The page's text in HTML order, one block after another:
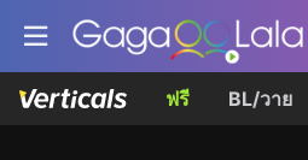
ฟรี BL/วาย